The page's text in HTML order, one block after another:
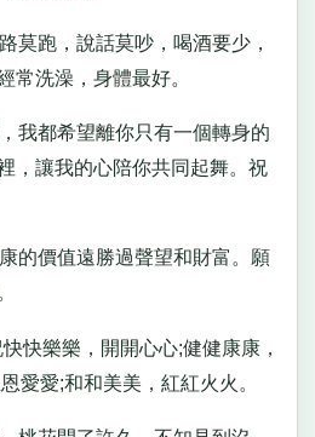
跑，說話莫吵，喝酒要少，
常洗澡，身體最好。
都希望離你只有一個轉身的
，讓我的心陪你共同起舞。祝
價值遠勝過聲望和財富。願
樂樂，開開心心;健健康康，
愛愛;和和美美，紅紅火火。